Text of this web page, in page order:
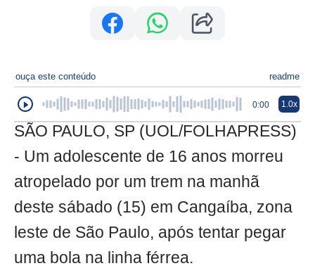
ouça este conteúdo readme
0:00 1.0x
SÃO PAULO, SP (UOL/FOLHAPRESS)
- Um adolescente de 16 anos morreu
atropelado por um trem na manhã
deste sábado (15) em Cangaíba, zona
leste de São Paulo, após tentar pegar
uma bola na linha férrea.